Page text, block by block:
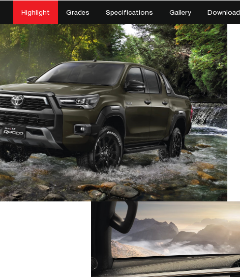
Highlight Grades Specifications Gallery Download